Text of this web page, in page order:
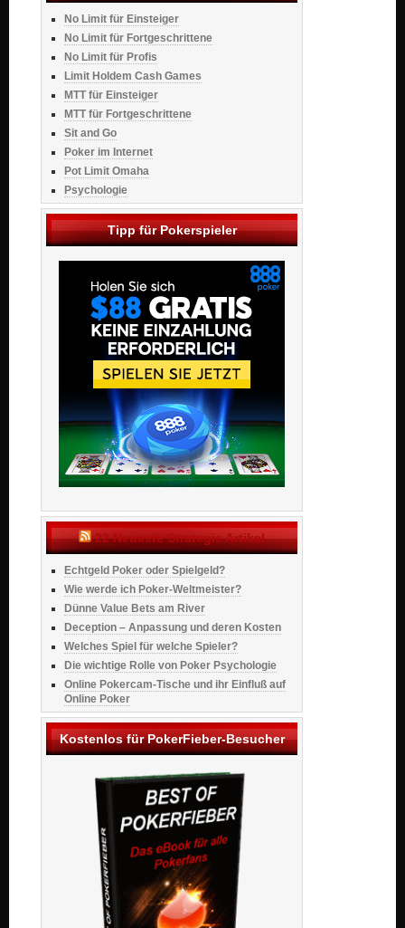
No Limit für Einsteiger
No Limit für Fortgeschrittene
No Limit für Profis
Limit Holdem Cash Games
MTT für Einsteiger
MTT für Fortgeschrittene
Sit and Go
Poker im Internet
Pot Limit Omaha
Psychologie
Tipp für Pokerspieler
22 Neueste Strategie Artikel
Echtgeld Poker oder Spielgeld?
Wie werde ich Poker-Weltmeister?
Dünne Value Bets am River
Deception – Anpassung und deren Kosten
Welches Spiel für welche Spieler?
Die wichtige Rolle von Poker Psychologie
Online Pokercam-Tische und ihr Einfluß auf
Online Poker
Kostenlos für PokerFieber-Besucher